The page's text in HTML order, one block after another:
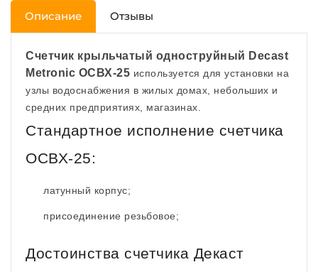
Описание Отзывы
Счетчик крыльчатый одноструйный Decast
Metronic ОСВХ-25 используется для установки на
узлы водоснабжения в жилых домах, небольших и
средних предприятиях, магазинах.
Стандартное исполнение счетчика
ОСВХ-25:
латунный корпус;
присоединение резьбовое;
Достоинства счетчика Декаст